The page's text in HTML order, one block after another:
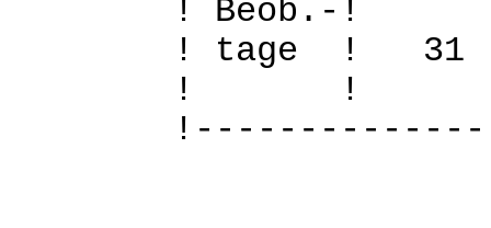
!
! tage !
!